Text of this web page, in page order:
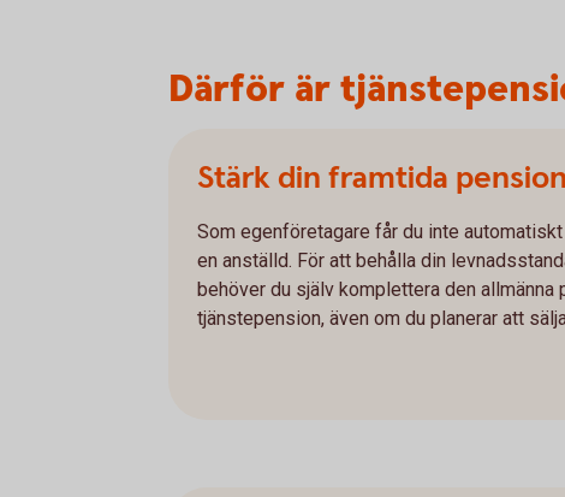
Därför är
Stärk din framtida pension
Som egenföretagare får du inte
en anställd. För att behålla din
behöver du själv komplettera den allmänna
tjänstepension, även om du planerar att